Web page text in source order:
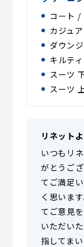
コート /
カジュ
ダウン
キルテ
スーツ
スーツ
リネット
いつもリ
がとうご
てご満足
く思いま
てご意見
いただい
指してま